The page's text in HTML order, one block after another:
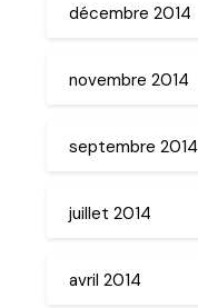
décembre 2014
novembre 2014
septembre 2014
juillet 2014
avril 2014